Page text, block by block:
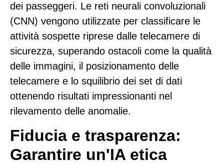
dei passeggeri. Le reti neurali convoluzionali
(CNN) vengono utilizzate per classificare le
attività sospette riprese dalle telecamere di
sicurezza, superando ostacoli come la qualità
delle immagini, il posizionamento delle
telecamere e lo squilibrio dei set di dati
ottenendo risultati impressionanti nel
rilevamento delle anomalie.
Fiducia e trasparenza:
Garantire un'IA etica